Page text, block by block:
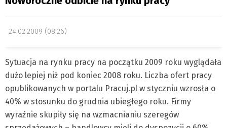
24.02.2009 (08:26)
Sytuacja na rynku pracy na początku 2009 roku wyglądała
dużo lepiej niż pod koniec 2008 roku. Liczba ofert pracy
opublikowanych w portalu Pracuj.pl w styczniu wzrosła o
40% w stosunku do grudnia ubiegłego roku. Firmy
wyraźnie skupiły się na wzmacnianiu szeregów